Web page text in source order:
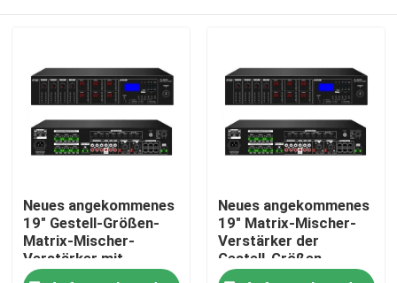
Haus
Neues angekommenes
19" Gestell-Größen-
Matrix-Mischer-
Verstärker mit
USB/SD/FM/BT
Neues angekommenes
19" Matrix-Mischer-
Verstärker der
Gestell-Größen-
6*120W mit